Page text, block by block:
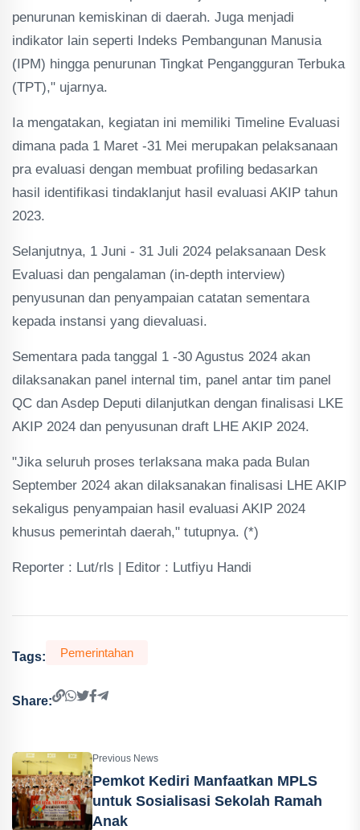
penurunan kemiskinan di daerah. Juga menjadi
indikator lain seperti Indeks Pembangunan Manusia
(IPM) hingga penurunan Tingkat Pengangguran Terbuka
(TPT)," ujarnya.
Ia mengatakan, kegiatan ini memiliki Timeline Evaluasi
dimana pada 1 Maret -31 Mei merupakan pelaksanaan
pra evaluasi dengan membuat profiling bedasarkan
hasil identifikasi tindaklanjut hasil evaluasi AKIP tahun
2023.
Selanjutnya, 1 Juni - 31 Juli 2024 pelaksanaan Desk
Evaluasi dan pengalaman (in-depth interview)
penyusunan dan penyampaian catatan sementara
kepada instansi yang dievaluasi.
Sementara pada tanggal 1 -30 Agustus 2024 akan
dilaksanakan panel internal tim, panel antar tim panel
QC dan Asdep Deputi dilanjutkan dengan finalisasi LKE
AKIP 2024 dan penyusunan draft LHE AKIP 2024.
"Jika seluruh proses terlaksana maka pada Bulan
September 2024 akan dilaksanakan finalisasi LHE AKIP
sekaligus penyampaian hasil evaluasi AKIP 2024
khusus pemerintah daerah," tutupnya. (*)
Reporter : Lut/rls | Editor : Lutfiyu Handi
Tags: Pemerintahan
Share:
Previous News
Pemkot Kediri Manfaatkan MPLS
untuk Sosialisasi Sekolah Ramah
Anak